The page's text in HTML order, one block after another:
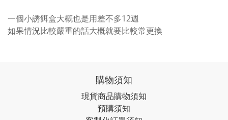
一個小誘餌盒大概也是用差不多12週
如果情況比較嚴重的話大概就要比較常更換
購物須知
現貨商品購物須知
預購須知